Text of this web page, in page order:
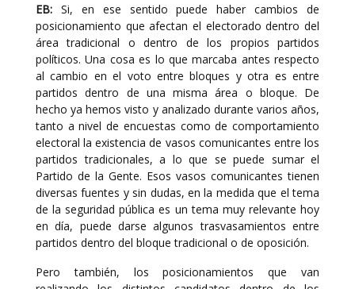
EB: Si, en ese sentido puede haber cambios de
posicionamiento que afectan el electorado dentro del
área tradicional o dentro de los propios partidos
políticos. Una cosa es lo que marcaba antes respecto
al cambio en el voto entre bloques y otra es entre
partidos dentro de una misma área o bloque. De
hecho ya hemos visto y analizado durante varios años,
tanto a nivel de encuestas como de comportamiento
electoral la existencia de vasos comunicantes entre los
partidos tradicionales, a lo que se puede sumar el
Partido de la Gente. Esos vasos comunicantes tienen
diversas fuentes y sin dudas, en la medida que el tema
de la seguridad pública es un tema muy relevante hoy
en día, puede darse algunos trasvasamientos entre
partidos dentro del bloque tradicional o de oposición.
Pero también, los posicionamientos que van